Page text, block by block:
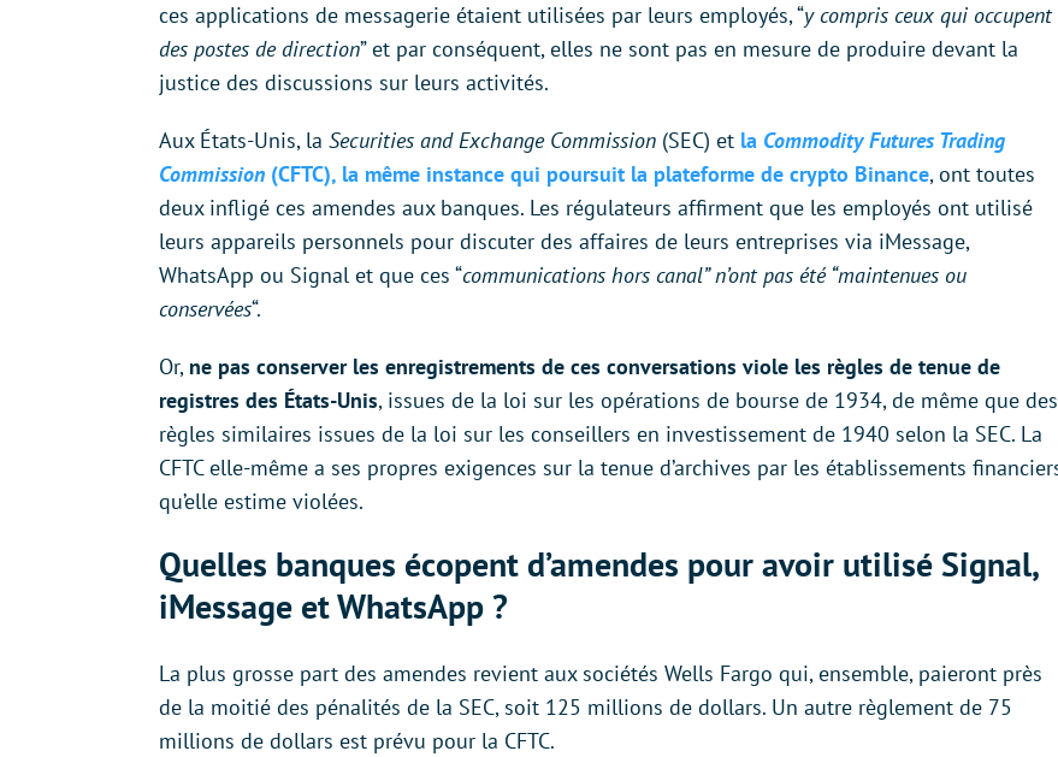
ces applications de messagerie étaient utilisées par leurs employés, “y compris ceux qui occupent
des postes de direction” et par conséquent, elles ne sont pas en mesure de produire devant la
justice des discussions sur leurs activités.
Aux États-Unis, la Securities and Exchange Commission (SEC) et la Commodity Futures Trading
Commission (CFTC), la même instance qui poursuit la plateforme de crypto Binance, ont toutes
deux infligé ces amendes aux banques. Les régulateurs affirment que les employés ont utilisé
leurs appareils personnels pour discuter des affaires de leurs entreprises via iMessage,
WhatsApp ou Signal et que ces “communications hors canal” n’ont pas été “maintenues ou
conservées“.
Or, ne pas conserver les enregistrements de ces conversations viole les règles de tenue de
registres des États-Unis, issues de la loi sur les opérations de bourse de 1934, de même que des
règles similaires issues de la loi sur les conseillers en investissement de 1940 selon la SEC. La
CFTC elle-même a ses propres exigences sur la tenue d’archives par les établissements
qu’elle estime violées.
Quelles banques écopent d’amendes pour avoir utilisé Signal,
iMessage et WhatsApp ?
La plus grosse part des amendes revient aux sociétés Wells Fargo qui, ensemble, paieront près
de la moitié des pénalités de la SEC, soit 125 millions de dollars. Un autre règlement de 75
millions de dollars est prévu pour la CFTC.